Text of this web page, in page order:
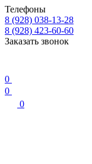
Телефоны
8 (928) 038-13-28
8 (928) 423-60-60
Заказать звонок
0
0
0